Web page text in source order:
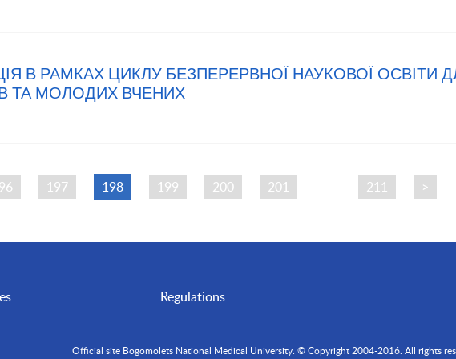
В РАМКАХ ЦИКЛУ БЕЗПЕРЕРВНОЇ НАУКОВОЇ ОСВІТИ
ТА МОЛОДИХ ВЧЕНИХ
197 198 199 200 201 211 >
Regulations
Official site Bogomolets National Medical University. © Copyright 2004-2016. All rights